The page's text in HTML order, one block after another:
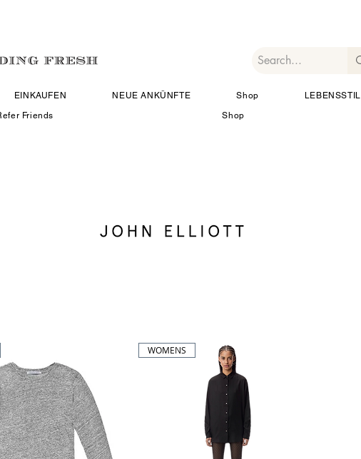
EINKAUFEN NEUE ANKÜNFTE Shop LEBENSSTIL
Friends
Shop
WOMENS